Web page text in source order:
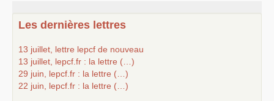
Les dernières lettres
13 juillet, lettre lepcf de nouveau
13 juillet, lepcf.fr : la lettre (…)
29 juin, lepcf.fr : la lettre (…)
22 juin, lepcf.fr : la lettre (…)